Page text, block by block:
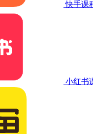
快手课
小红书